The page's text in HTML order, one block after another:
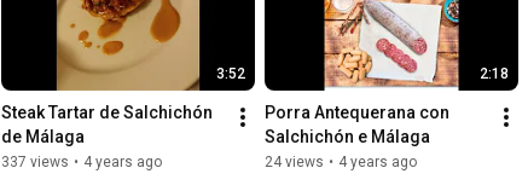
3:52
Steak Tartar de Salchichón
de Málaga
337 views • 4 years ago
2:18
Porra Antequerana con
Salchichón e Málaga
24 views • 4 years ago